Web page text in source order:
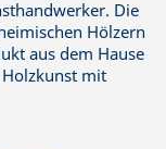
Die
Hölzern
aus dem Hause
mit